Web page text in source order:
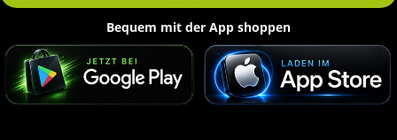
Bequem mit der App shoppen